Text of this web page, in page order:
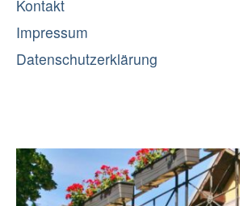
Kontakt
Impressum
Datenschutzerklärung